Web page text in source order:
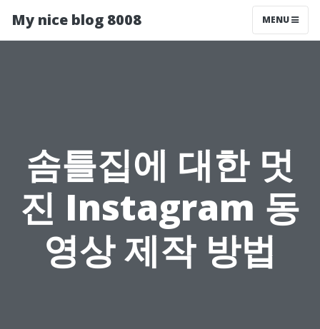
My nice blog 8008 MENU
솜틀집에 대한 멋
진 Instagram 동
영상 제작 방법